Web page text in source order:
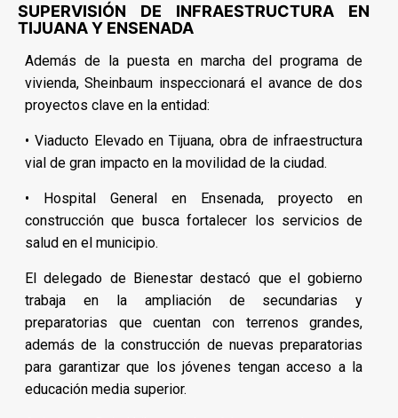
SUPERVISIÓN DE INFRAESTRUCTURA EN
TIJUANA Y ENSENADA
Además de la puesta en marcha del programa de
vivienda, Sheinbaum inspeccionará el avance de dos
proyectos clave en la entidad:
• Viaducto Elevado en Tijuana, obra de infraestructura
vial de gran impacto en la movilidad de la ciudad.
• Hospital General en Ensenada, proyecto en
construcción que busca fortalecer los servicios de
salud en el municipio.
El delegado de Bienestar destacó que el gobierno
trabaja en la ampliación de secundarias y
preparatorias que cuentan con terrenos grandes,
además de la construcción de nuevas preparatorias
para garantizar que los jóvenes tengan acceso a la
educación media superior.